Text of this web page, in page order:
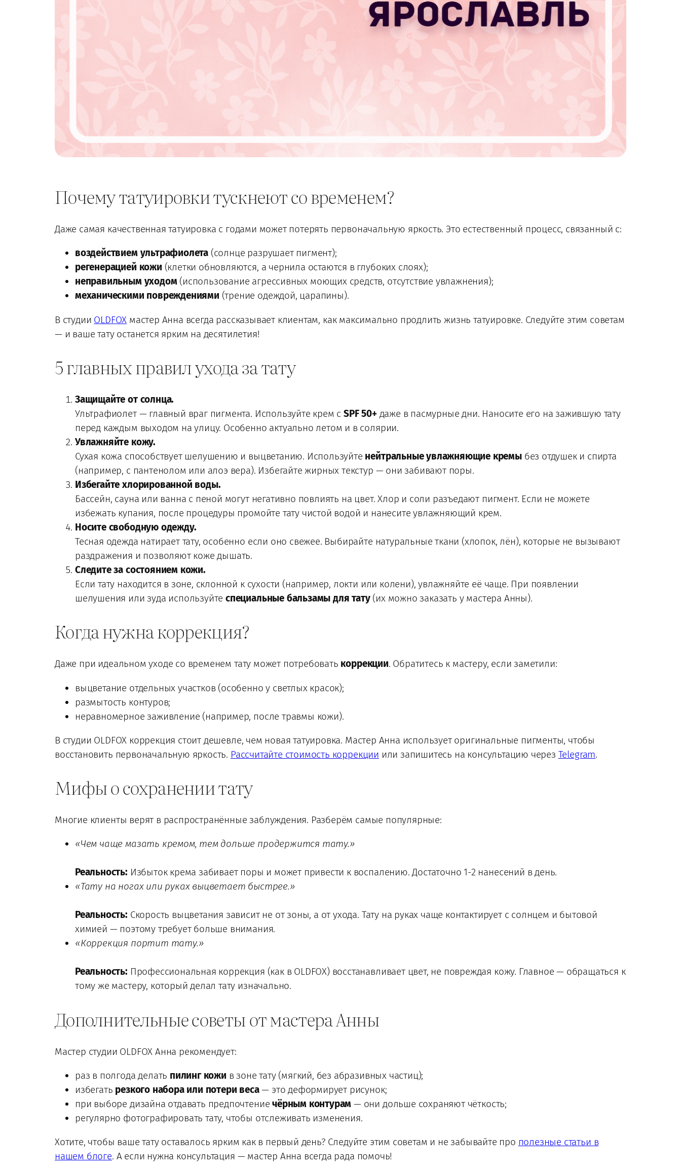
Почему татуировки тускнеют со временем?
Даже самая качественная татуировка с годами может потерять первоначальную яркость. Это естественный процесс, связанный с:
воздействием ультрафиолета (солнце разрушает пигмент);
регенерацией кожи (клетки обновляются, а чернила остаются в глубоких слоях);
неправильным уходом(использование агрессивных моющих средств, отсутствие увлажнения);
механическими повреждениями (трение одеждой, царапины).
В студии OLDFOX мастер Анна всегда рассказывает клиентам, как максимально продлить жизнь татуировке. Следуйте этим советам
— и ваше тату останется ярким на десятилетия!
5 главных правил ухода за тату
Защищайте от солнца.
Ультрафиолет — главный враг пигмента. Используйте крем сSPF 50+даже в пасмурные дни. Наносите его на зажившую тату
перед каждым выходом на улицу. Особенно актуально летом и в солярии.
Увлажняйте кожу.
Сухая кожа способствует шелушению и выцветанию. Используйте нейтральные увлажняющие кремыбез отдушек и спирта
(например, с пантенолом или алоэ вера). Избегайте жирных текстур — они забивают поры.
Избегайте хлорированной воды.
Бассейн, сауна или ванна с пеной могут негативно повлиять на цвет. Хлор и соли разъедают пигмент. Если не можете
избежать купания, после процедуры промойте тату чистой водой и нанесите увлажняющий крем.
Носите свободную одежду.
Тесная одежда натирает тату, особенно если оно свежее. Выбирайте натуральные ткани (хлопок, лён), которые не вызывают
раздражения и позволяют коже дышать.
Следите за состоянием кожи.
Если тату находится в зоне, склонной к сухости (например, локти или колени), увлажняйте её чаще. При появлении
шелушения или зуда используйтеспециальные бальзамы для тату(их можно заказать у мастера Анны).
Когда нужна коррекция?
Даже при идеальном уходе со временем тату может потребовать коррекции. Обратитесь к мастеру, если заметили:
выцветание отдельных участков (особенно у светлых красок);
размытость контуров;
неравномерное заживление (например, после травмы кожи).
В студии OLDFOX коррекция стоит дешевле, чем новая татуировка. Мастер Анна использует оригинальные пигменты, чтобы
восстановить первоначальную яркость. Рассчитайте стоимость коррекции или запишитесь на консультацию через Telegram.
Мифы о сохранении тату
Многие клиенты верят в распространённые заблуждения. Разберём самые популярные:
«Чем чаще мазать кремом, тем дольше продержится тату.»
Реальность: Избыток крема забивает поры и может привести к воспалению. Достаточно 1-2 нанесений в день.
«Тату на ногах или руках выцветает быстрее.»
Реальность: Скорость выцветания зависит не от зоны, а от ухода. Тату на руках чаще контактирует с солнцем и бытовой
химией — поэтому требует больше внимания.
«Коррекция портит тату.»
Реальность: Профессиональная коррекция (как в OLDFOX) восстанавливает цвет, не повреждая кожу. Главное — обращаться к
тому же мастеру, который делал тату изначально.
Дополнительные советы от мастера Анны
Мастер студии OLDFOX Анна рекомендует:
раз в полгода делать пилинг кожи в зоне тату (мягкий, без абразивных частиц);
избегать резкого набора или потери веса— это деформирует рисунок;
при выборе дизайна отдавать предпочтениечёрным контурам — они дольше сохраняют чёткость;
регулярно фотографировать тату, чтобы отслеживать изменения.
Хотите, чтобы ваше тату оставалось ярким как в первый день? Следуйте этим советам и не забывайте про полезные статьи в
нашем блоге. А если нужна консультация — мастер Анна всегда рада помочь!